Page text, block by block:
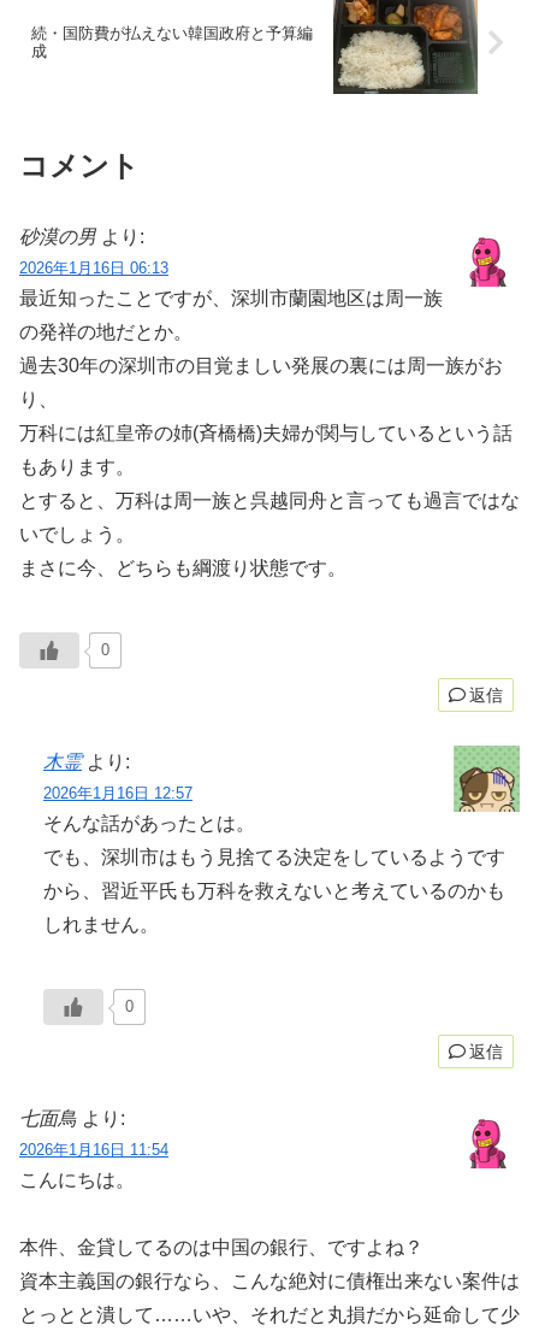
続・国防費が払えない韓国政府と予算編
成
コメント
砂漠の男 より:
2026年1月16日 06:13
最近知ったことですが、深圳市蘭園地区は周一族
の発祥の地だとか。
過去30年の深圳市の目覚ましい発展の裏には周一族がお
り、
万科には紅皇帝の姉(斉橋橋)夫婦が関与しているという話
もあります。
とすると、万科は周一族と呉越同舟と言っても過言ではな
いでしょう。
まさに今、どちらも綱渡り状態です。
0
返信
木霊 より:
2026年1月16日 12:57
そんな話があったとは。
でも、深圳市はもう見捨てる決定をしているようです
から、習近平氏も万科を救えないと考えているのかも
しれません。
0
返信
七面鳥 より:
2026年1月16日 11:54
こんにちは。
本件、金貸してるのは中国の銀行、ですよね？
資本主義国の銀行なら、こんな絶対に債権出来ない案件は
とっとと潰して……いや、それだと丸損だから延命して少